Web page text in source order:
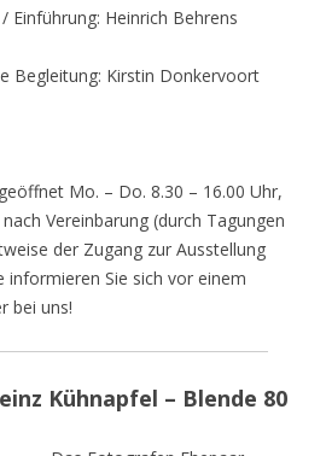
Einführung: Heinrich Behrens
Begleitung: Kirstin Donkervoort
Mo. – Do. 8.30 – 16.00 Uhr,
Vereinbarung (durch Tagungen
der Zugang zur Ausstellung
Sie sich vor einem
bei uns!
Kühnapfel – Blende 80